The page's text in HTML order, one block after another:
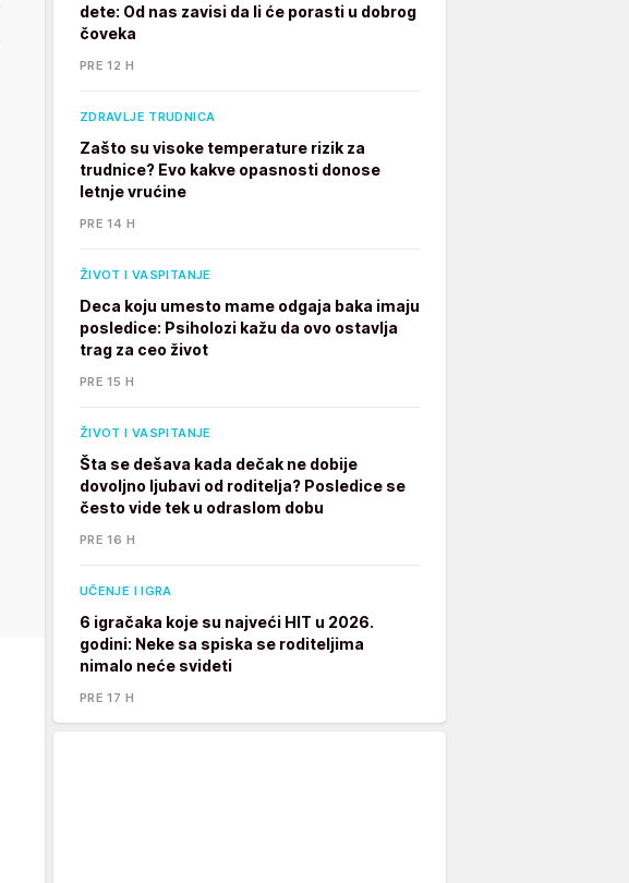
dete: Od nas zavisi da li će porasti u dobrog
čoveka
PRE 12 H
ZDRAVLJE TRUDNICA
Zašto su visoke temperature rizik za
trudnice? Evo kakve opasnosti donose
letnje vrućine
PRE 14 H
ŽIVOT I VASPITANJE
Deca koju umesto mame odgaja baka imaju
posledice: Psiholozi kažu da ovo ostavlja
trag za ceo život
PRE 15 H
ŽIVOT I VASPITANJE
Šta se dešava kada dečak ne dobije
dovoljno ljubavi od roditelja? Posledice se
često vide tek u odraslom dobu
PRE 16 H
UČENJE I IGRA
6 igračaka koje su najveći HIT u 2026.
godini: Neke sa spiska se roditeljima
nimalo neće svideti
PRE 17 H